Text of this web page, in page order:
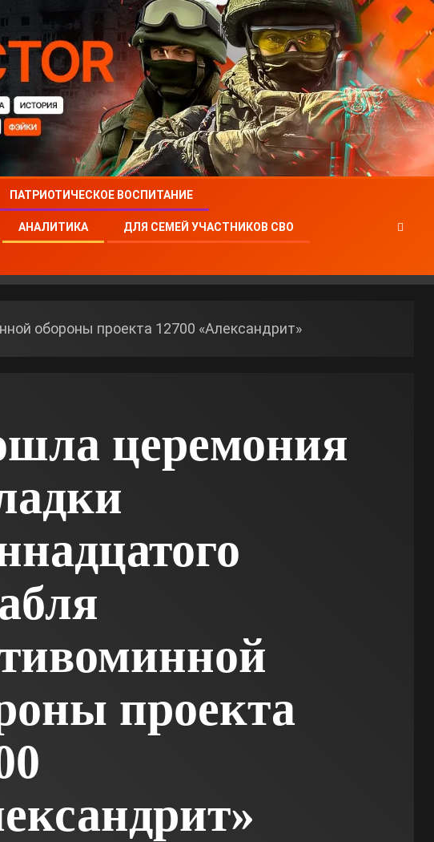
ПАТРИОТИЧЕСКОЕ ВОСПИТАНИЕ
АНАЛИТИКА ДЛЯ СЕМЕЙ УЧАСТНИКОВ СВО
обороны проекта 12700 «Александрит»
церемония
проекта